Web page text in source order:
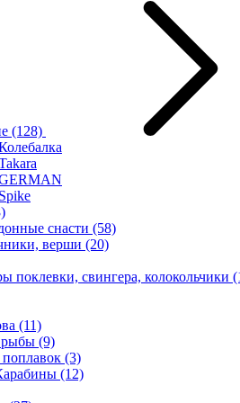
(128)
снасти (58)
верши (20)
поклевки, свингера, колокольчики
(11)
рыбы (9)
(3)
(12)